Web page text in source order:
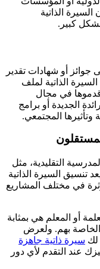
السيرة الذاتية
كبير.
جوائز أو شهادات تقدير
الذاتية لملف
قدموها في مجال
الجديدة أو برامج
وتأثيرها المجتمعي.
التقليدية، مثل
تنسيق السيرة الذاتية
في مختلف المشاريع
أو المعلم هي بمثابة
الخاصة بهم. ولعرض
لك سيرة ذاتية جاهزة
عند التقدم لأي دور